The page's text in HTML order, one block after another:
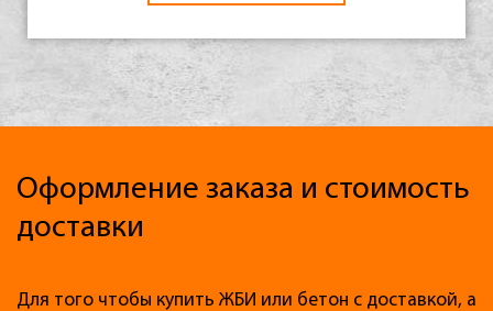
Оформление заказа и стоимость
доставки
Для того чтобы купить ЖБИ или бетон с доставкой, а